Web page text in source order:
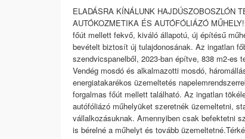
ELADÁSRA KÍNÁLUNK HAJDÚSZOBOSZLÓN
AUTÓKOZMETIKA ÉS AUTÓFÓLIÁZÓ
főút mellett fekvő, kiváló állapotú, új építésű
bevételt biztosít új tulajdonosának. Az ingatlan
szendvicspanelből, 2023-ban építve, 838 m2-es
Vendég mosdó és alkalmazotti mosdó,
energiatakarékos üzemeltetés
forgalmas főút mellett található. Az ingatlan
autófóliázó műhelyüket szeretnék üzemeltetni,
vállalkozásuknak. Amennyiben csak befektetni
is bérelné a műhelyt és tovább